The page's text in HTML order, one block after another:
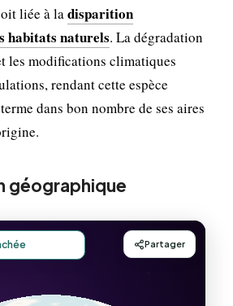
liée à ladisparition
habitats naturels. La dégradation
les modifications climatiques
rendant cette espèce
dans bon nombre de ses aires
géographique